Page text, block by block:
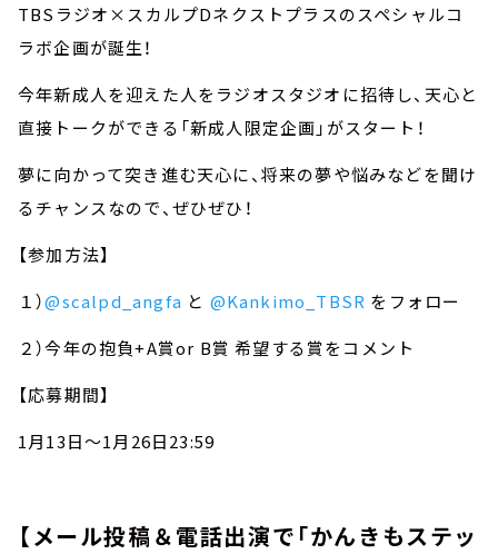
TBSラジオ×スカルプDネクストプラスのスペシャルコ
ラボ企画が誕生！
今年新成人を迎えた人をラジオスタジオに招待し、天心と
直接トークができる「新成人限定企画」がスタート！
夢に向かって突き進む天心に、将来の夢や悩みなどを聞け
るチャンスなので、ぜひぜひ！
【参加方法】
１）@scalpd_angfa と @Kankimo_TBSR をフォロー
２）今年の抱負+A賞or B賞 希望する賞をコメント
【応募期間】
1月13日～1月26日23:59
【メール投稿＆電話出演で「かんきもステッ